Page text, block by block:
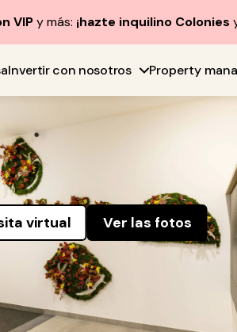
VIPy más: ¡hazte inquilino Colonies
Invertir con nosotros Property
virtual Ver las fotos